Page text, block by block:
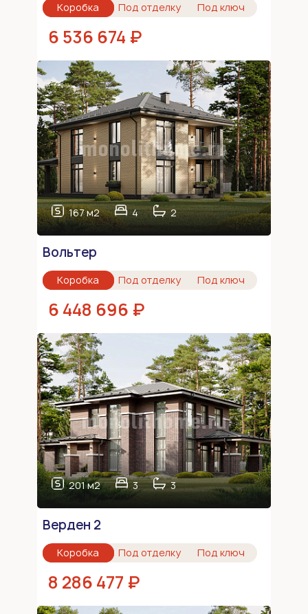
Коробка Под отделку Под ключ
6 536 674 ₽
167 м2 4 2
Вольтер
Коробка Под отделку Под ключ
6 448 696 ₽
201 м2 3 3
Верден 2
Коробка Под отделку Под ключ
8 286 477 ₽